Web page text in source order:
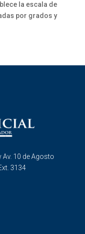
la escala de
por grados y
Av. 10 de Agosto
3134